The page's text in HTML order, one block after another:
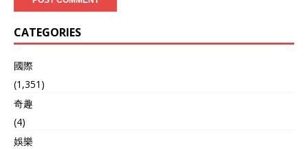
CATEGORIES
國際
(1,351)
奇趣
(4)
娛樂